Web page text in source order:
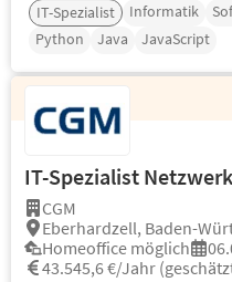
IT-Spezialist Informatik
Python
Java JavaScript
IT-Spezialist
CGM
Eberhardzell, Baden-
Homeoffice möglich
43.545,6 €/Jahr